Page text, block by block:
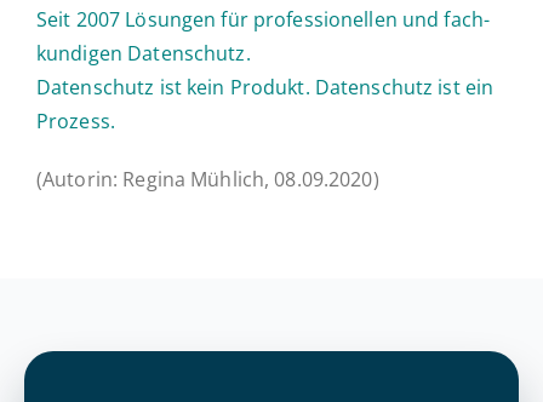
Seit 2007 Lö­sun­gen für pro­fes­sio­nel­len und fach­
kun­di­gen Datenschutz.
Daten­schutz ist kein Produkt. Daten­schutz ist ein
Prozess.
(Autorin: Regina Mühlich, 08.09.2020)